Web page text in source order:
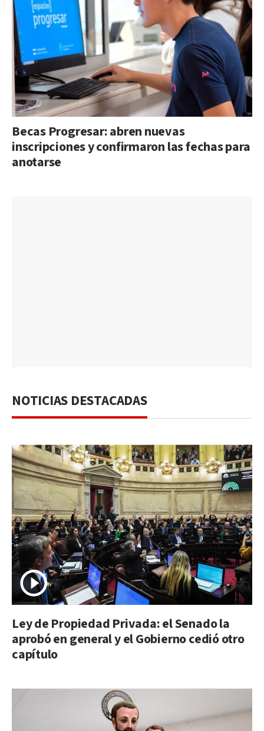
Becas Progresar: abren nuevas
inscripciones y confirmaron las fechas para
anotarse
NOTICIAS DESTACADAS
Ley de Propiedad Privada: el Senado la
aprobó en general y el Gobierno cedió otro
capítulo